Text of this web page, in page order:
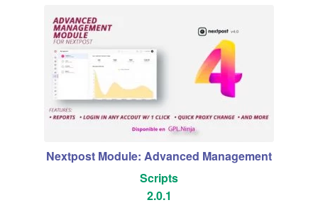
Nextpost Module: Advanced Management
Scripts
2.0.1